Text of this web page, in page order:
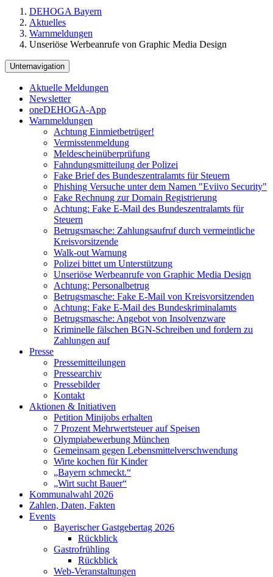
DEHOGA Bayern
Aktuelles
Warnmeldungen
Unseriöse Werbeanrufe von Graphic Media Design
Unternavigation
Aktuelle Meldungen
Newsletter
oneDEHOGA-App
Warnmeldungen
Achtung Einmietbetrüger!
Vermisstenmeldung
Meldescheinüberprüfung
Fahndungsmitteilung der Polizei
Fake Brief des Bundeszentralamts für Steuern
Phishing Versuche unter dem Namen "Eviivo Security"
Fake Rechnung zur Domain Registrierung
Achtung: Fake E-Mail des Bundeszentralamts für
Steuern
Betrugsmasche: Zahlungsaufruf durch vermeintliche
Kreisvorsitzende
Walk-out Warnung
Polizei bittet um Unterstützung
Unseriöse Werbeanrufe von Graphic Media Design
Achtung: Personalbetrug
Betrugsmasche: Fake E-Mail von Kreisvorsitzenden
Achtung: Fake E-Mail des Bundeskriminalamts
Betrugsmasche: Angebot von Insolvenzware
Kriminelle fälschen BGN-Schreiben und fordern zu
Zahlungen auf
Presse
Pressemitteilungen
Pressearchiv
Pressebilder
Kontakt
Aktionen & Initiativen
Petition Minijobs erhalten
7 Prozent Mehrwertsteuer auf Speisen
Olympiabewerbung München
Gemeinsam gegen Lebensmittelverschwendung
Wirte kochen für Kinder
„Bayern schmeckt.“
„Wirt sucht Bauer“
Kommunalwahl 2026
Zahlen, Daten, Fakten
Events
Bayerischer Gastgebertag 2026
Rückblick
Gastrofrühling
Rückblick
Web-Veranstaltungen